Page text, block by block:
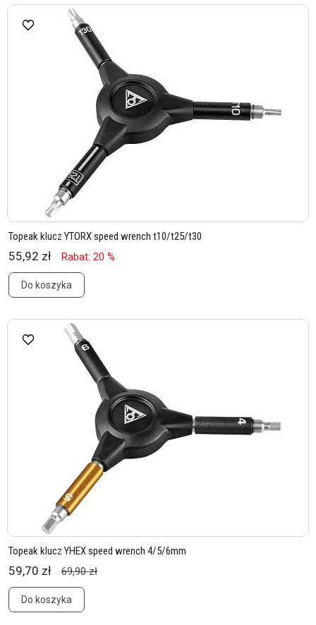
Topeak klucz YTORX speed wrench t10/t25/t30
55,92 zł Rabat: 20 %
Do koszyka
Topeak klucz YHEX speed wrench 4/5/6mm
59,70 zł 69,90 zł
Do koszyka